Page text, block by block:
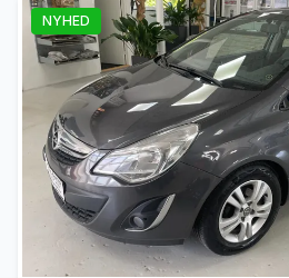
El-ruder
Fuld LED forlygter
Fuldautomatisk klimaanlæg
Højdejusterbare forsæder
NYHED